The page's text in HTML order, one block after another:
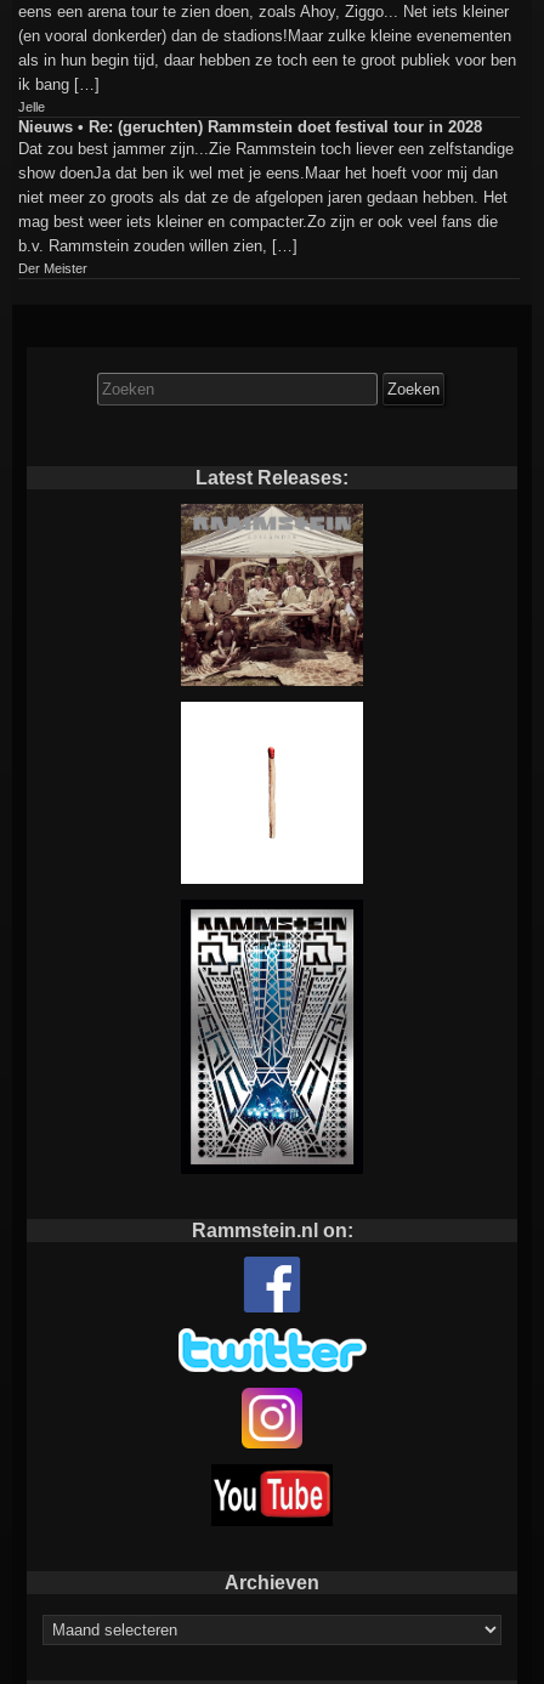
eens een arena tour te zien doen, zoals Ahoy, Ziggo... Net iets kleiner
(en vooral donkerder) dan de stadions!Maar zulke kleine evenementen
als in hun begin tijd, daar hebben ze toch een te groot publiek voor ben
ik bang […]
Jelle
Nieuws • Re: (geruchten) Rammstein doet festival tour in 2028
Dat zou best jammer zijn...Zie Rammstein toch liever een zelfstandige
show doenJa dat ben ik wel met je eens.Maar het hoeft voor mij dan
niet meer zo groots als dat ze de afgelopen jaren gedaan hebben. Het
mag best weer iets kleiner en compacter.Zo zijn er ook veel fans die
b.v. Rammstein zouden willen zien, […]
Der Meister
Zoek
naar:
Latest Releases:
Rammstein.nl on:
Archieven
Archieven